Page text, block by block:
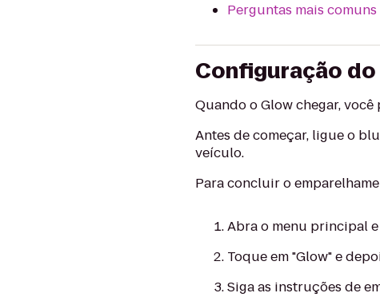
Perguntas mais comuns
Configuração
Quando o Glow chegar,
Antes de começar, ligue o
veículo.
Para concluir o
Abra o menu principal
Toque em "Glow" e
Siga as instruções de